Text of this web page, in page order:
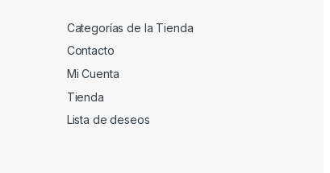
Categorías de la Tienda
Contacto
Mi Cuenta
Tienda
Lista de deseos